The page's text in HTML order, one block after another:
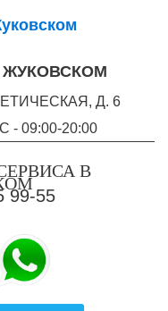
Д. 6
09:00-20:00
99-55